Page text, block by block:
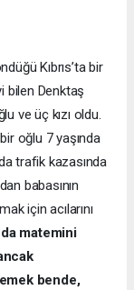
Kıbrıs’ta bir
bilen Denktaş
ve üç kızı oldu.
oğlu 7 yaşında
trafik kazasında
babasının
için acılarını
matemini
bende,